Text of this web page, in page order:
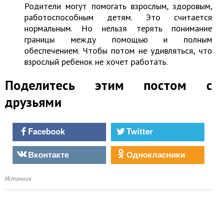
Родители могут помогать взрослым, здоровым,
работоспособным детям. Это считается
нормальным. Но нельзя терять понимание
границы между помощью и полным
обеспечением. Чтобы потом не удивляться, что
взрослый ребенок не хочет работать.
Поделитесь этим постом с
друзьями
Facebook
Twitter
Вконтакте
Однокласники
Источник